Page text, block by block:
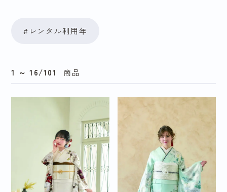
TRENDNOW
玉城ティナ×紅一
九重×中村里砂
Tokyo Retro Elmo
#レンタル利用年
1 ～ 16/101 商品